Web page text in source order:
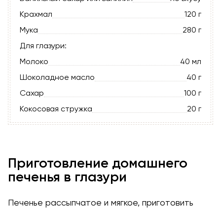
Крахмал
120 г
Мука
280 г
Для глазури:
Молоко
40 мл
Шоколадное масло
40 г
Сахар
100 г
Кокосовая стружка
20 г
Приготовление домашнего
печенья в глазури
Печенье рассыпчатое и мягкое, приготовить